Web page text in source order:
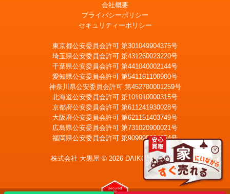
LINE査定 メール査定
宅配買取を申込む
会社概要
プライバシーポリシー
セキュリティーポリシー
東京都公安委員会許可 第301049904375号
埼玉県公安委員会許可 第431260023220号
千葉県公安委員会許可 第441040002144号
愛知県公安委員会許可 第541161100900号
神奈川県公安委員会許可 第452780001259号
北海道公安委員会許可 第101010000315号
京都府公安委員会許可 第611241930028号
大阪府公安委員会許可 第621151403749号
広島県公安委員会許可 第731020900021号
福岡県公安委員会許可 第909990034054号
株式会社 大黒屋 © 2026 DAIKOKUYA, Inc.